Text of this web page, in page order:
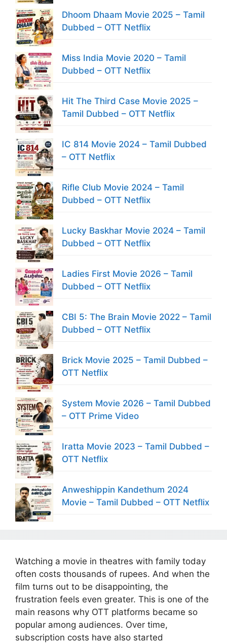
Dhoom Dhaam Movie 2025 – Tamil
Dubbed – OTT Netflix
Miss India Movie 2020 – Tamil
Dubbed – OTT Netflix
Hit The Third Case Movie 2025 –
Tamil Dubbed – OTT Netflix
IC 814 Movie 2024 – Tamil Dubbed
– OTT Netflix
Rifle Club Movie 2024 – Tamil
Dubbed – OTT Netflix
Lucky Baskhar Movie 2024 – Tamil
Dubbed – OTT Netflix
Ladies First Movie 2026 – Tamil
Dubbed – OTT Netflix
CBI 5: The Brain Movie 2022 – Tamil
Dubbed – OTT Netflix
Brick Movie 2025 – Tamil Dubbed –
OTT Netflix
System Movie 2026 – Tamil Dubbed
– OTT Prime Video
Iratta Movie 2023 – Tamil Dubbed –
OTT Netflix
Anweshippin Kandethum 2024
Movie – Tamil Dubbed – OTT Netflix
Watching a movie in theatres with family today
often costs thousands of rupees. And when the
film turns out to be disappointing, the
frustration feels even greater. This is one of the
main reasons why OTT platforms became so
popular among audiences. Over time,
subscription costs have also started